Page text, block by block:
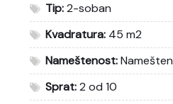
Tip:2-soban
Kvadratura: 45 m2
Nameštenost:Namešten
Sprat:2 od 10